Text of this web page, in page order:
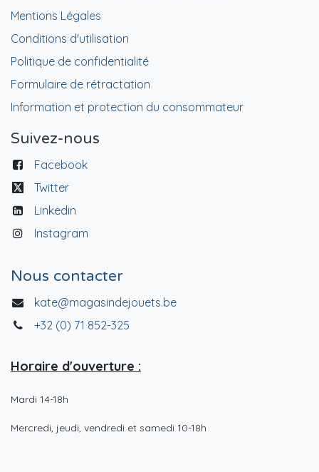
Mentions Légales
Conditions d'utilisation
Politique de confidentialité
Formulaire de rétractation
Information et protection du consommateur
Suivez-nous
Facebook
Twitter
Linkedin
Instagram
Nous contacter
kate@magasindejouets.be
+32 (0) 71 852-325
Horaire d'ouverture :
Mardi 14-18h
Mercredi, jeudi, vendredi et samedi 10-18h